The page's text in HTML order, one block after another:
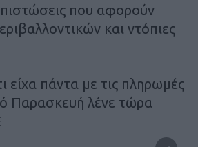
που αφορούν
και ντόπιες
είχα πάντα με τις πληρωμές
Παρασκευή λένε τώρα